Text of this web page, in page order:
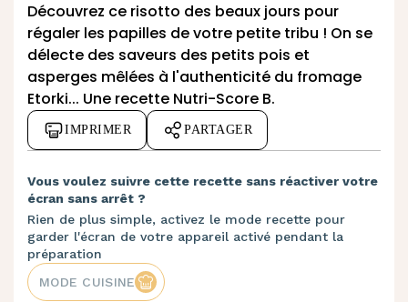
Découvrez ce risotto des beaux jours pour
régaler les papilles de votre petite tribu ! On se
délecte des saveurs des petits pois et
asperges mêlées à l'authenticité du fromage
Etorki... Une recette Nutri-Score B.
IMPRIMER PARTAGER
Vous voulez suivre cette recette sans réactiver votre
écran sans arrêt ?
Rien de plus simple, activez le mode recette pour
garder l'écran de votre appareil activé pendant la
préparation
MODE CUISINE